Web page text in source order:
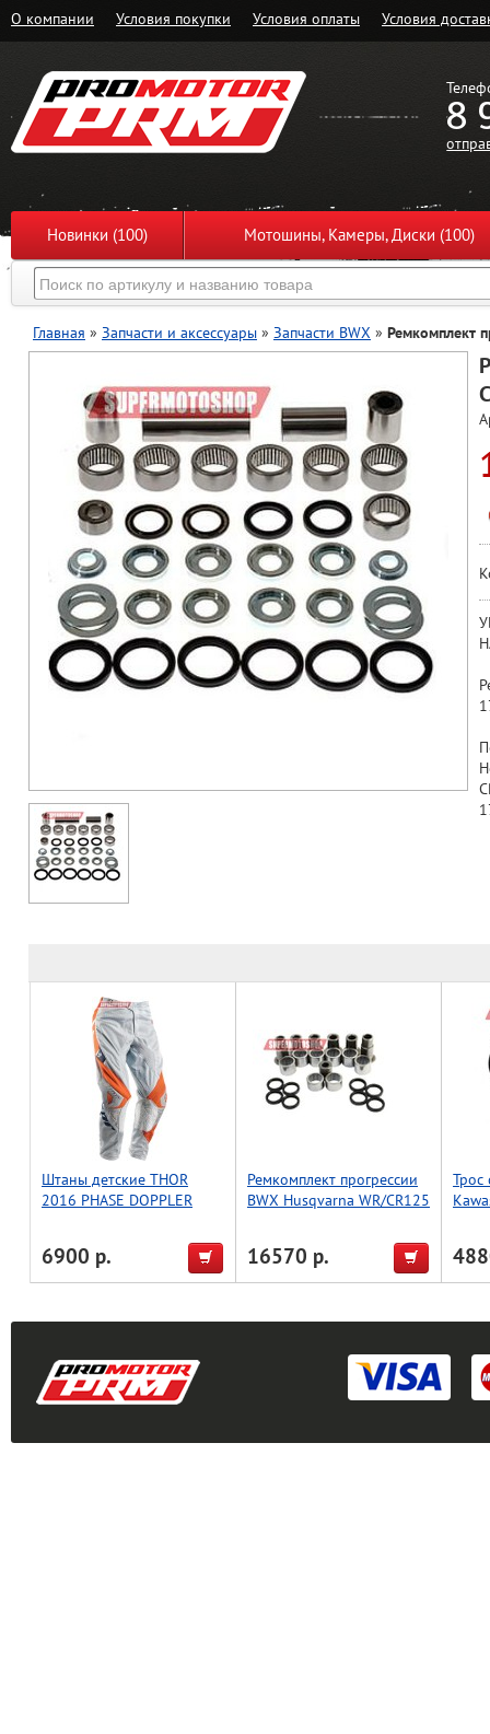
О компании Условия покупки Условия оплаты Условия
8
Новинки (100) Мотошины, Камеры, Диски (100)
Главная » Запчасти и аксессуары » Запчасти BWX » Ремкомплект
Штаны детские THOR
2016 PHASE DOPPLER
оранжевый, размер 18
6900 р.
Ремкомплект прогрессии
BWX Husqvarna WR/CR125
10,TC250 08-13, TC450 08-
(27-1176)
16570 р.
Трос